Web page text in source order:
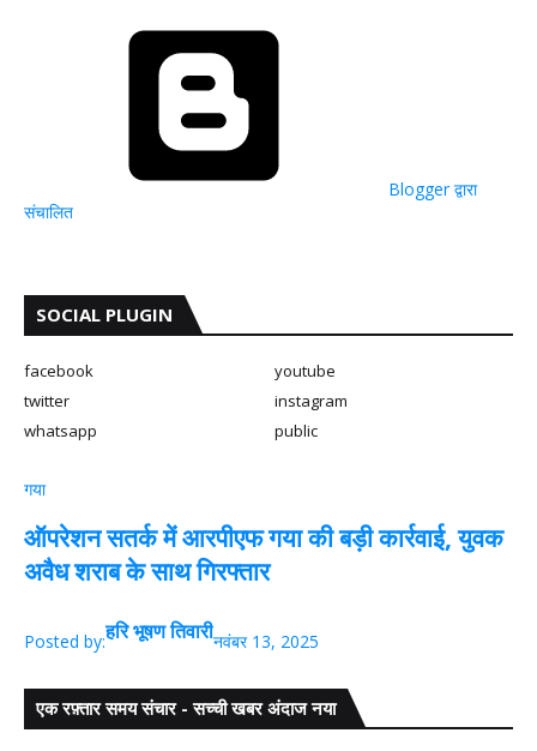
Blogger द्वारा
संचालित
SOCIAL PLUGIN
facebook
youtube
twitter
instagram
whatsapp
public
गया
ऑपरेशन सतर्क में आरपीएफ गया की बड़ी कार्रवाई, युवक
अवैध शराब के साथ गिरफ्तार
Posted by:हरि भूषण तिवारीनवंबर 13, 2025
एक रफ़्तार समय संचार - सच्ची खबर अंदाज नया